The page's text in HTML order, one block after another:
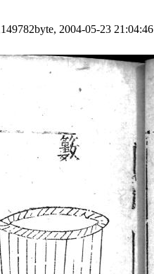
2004-05-23 21:04:46